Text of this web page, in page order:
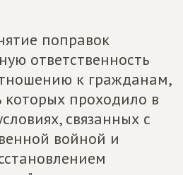
поправок
ответственность
к гражданам,
которых проходило в
связанных с
войной и